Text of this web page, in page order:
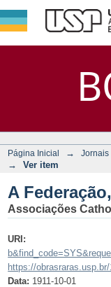
A
Página Inicial → Jornais
→ Ver item
A
Associações
URI:
https://
Data: 1911-10-01